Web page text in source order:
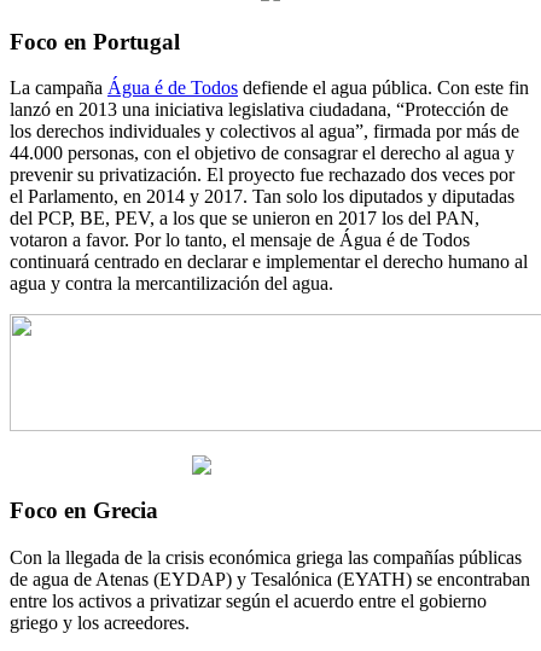
Foco en Portugal
La campaña Água é de Todos defiende el agua pública. Con este fin
lanzó en 2013 una iniciativa legislativa ciudadana, “Protección de
los derechos individuales y colectivos al agua”, firmada por más de
44.000 personas, con el objetivo de consagrar el derecho al agua y
prevenir su privatización. El proyecto fue rechazado dos veces por
el Parlamento, en 2014 y 2017. Tan solo los diputados y diputadas
del PCP, BE, PEV, a los que se unieron en 2017 los del PAN,
votaron a favor. Por lo tanto, el mensaje de Água é de Todos
continuará centrado en declarar e implementar el derecho humano al
agua y contra la mercantilización del agua.
Foco en Grecia
Con la llegada de la crisis económica griega las compañías públicas
de agua de Atenas (EYDAP) y Tesalónica (EYATH) se encontraban
entre los activos a privatizar según el acuerdo entre el gobierno
griego y los acreedores.